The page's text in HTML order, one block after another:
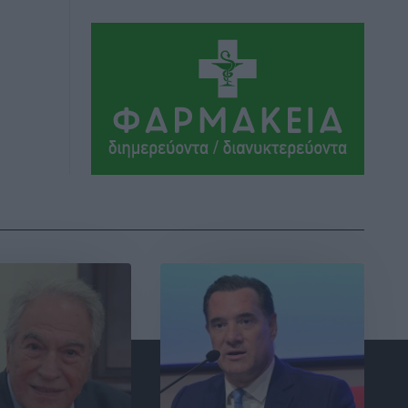
σύγχρονες μεθόδους»
πριν 3 ώρες
Νίκος Κοντίτσης
Αθλητικά• πριν 3 ώρες
Πολιτιστικά• πριν 3 ώρες
Την άρση των εμποδίων για την άμεση
λειτουργία του βρεφονηπιακού
σταθμού στην Κάσο, ζητά ο Μάνος
Τοπικές Ειδήσεις• πριν 4 ώρες